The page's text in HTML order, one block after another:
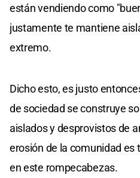
están vendiendo como
justamente te mantiene
extremo.
Dicho esto, es justo
de sociedad se construye
aislados y desprovistos de
erosión de la comunidad es
en este rompecabezas.